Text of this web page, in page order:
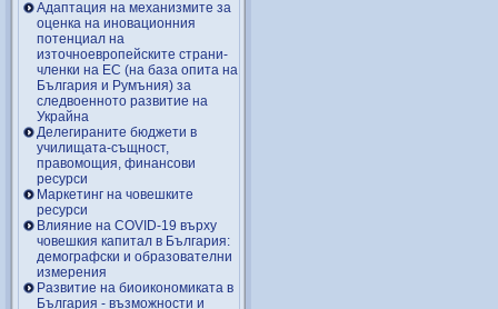
Адаптация на механизмите за
оценка на иновационния
потенциал на
източноевропейските страни-
членки на ЕС (на база опита на
България и Румъния) за
следвоенното развитие на
Украйна
Делегираните бюджети в
училищата-същност,
правомощия, финансови
ресурси
Маркетинг на човешките
ресурси
Влияние на COVID-19 върху
човешкия капитал в България:
демографски и образователни
измерения
Развитие на биоикономиката в
България - възможности и